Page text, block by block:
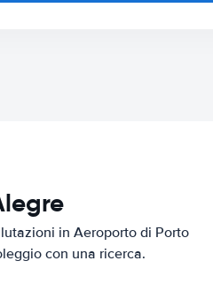
in Aeroporto di Porto
con una ricerca.